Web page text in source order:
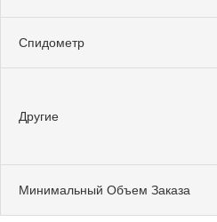
Спидометр
Другие
Минимальный Объем Заказа